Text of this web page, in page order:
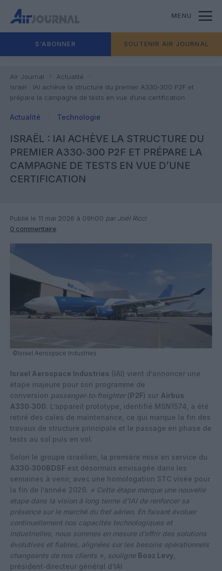
MENU
S'ABONNER SOUTENIR AIR JOURNAL
Air Journal
Actualité
Israël : IAI achève la structure du premier A330‑300 P2F et
prépare la campagne de tests en vue d’une certification
Actualité Technologie
ISRAËL : IAI ACHÈVE LA STRUCTURE DU
PREMIER A330‑300 P2F ET PRÉPARE LA
CAMPAGNE DE TESTS EN VUE D’UNE
CERTIFICATION
Publié le 11 mai 2026 à 09h00 par Joël Ricci
0 commentaire
©Israel Aerospace Industries
Israel Aerospace Industries (IAI) vient d’annoncer une
étape majeure pour son programme de
conversion passenger‑to‑freighter(P2F) sur Airbus
A330‑300. L’appareil prototype, identifié MSN1574, a été
retiré des cales de maintenance, ce qui marque la fin des
travaux de structure principale et le passage en phase de
tests au sol puis en vol.
Selon le groupe israélien, la première mise en service du
A330‑300BDSF est désormais envisagée dans les
semaines à venir, avec une homologation STC visée pour
la fin de l’année 2026. « Cette étape marque une nouvelle
étape dans la vision à long terme d’IAI de renforcer sa
présence sur le marché du fret aérien. En faisant évoluer
continuellement nos capacités technologiques et
industrielles, nous sommes en mesure d’offrir des solutions
évolutives et fiables, alignées sur les besoins opérationnels
changeants de nos clients », souligne Boaz Levy
président‑directeur général d’IAI